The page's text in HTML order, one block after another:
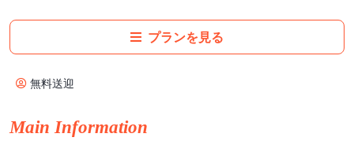
プランを見る
無料送迎
Main Information